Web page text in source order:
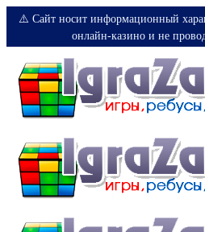
⚠️ Сайт носит информационный
онлайн-казино и не